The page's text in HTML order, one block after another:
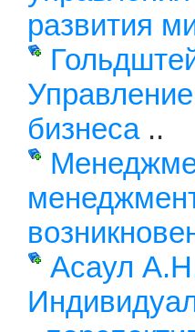
развития
бизнеса..
Асаул